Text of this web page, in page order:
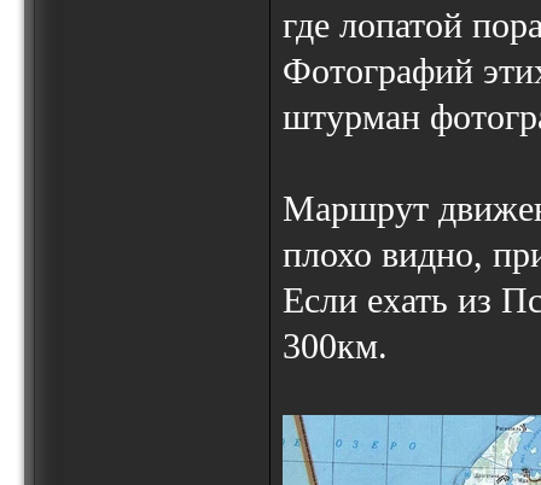
где лопатой
Фотографий
штурман
Маршрут
плохо видно,
Если ехать из
300км.